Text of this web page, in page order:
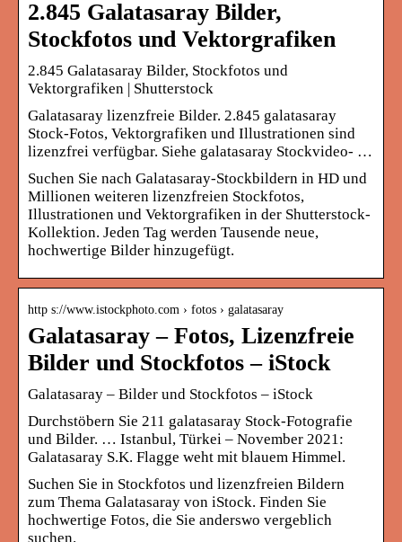
2.845 Galatasaray Bilder,
Stockfotos und Vektorgrafiken
2.845 Galatasaray Bilder, Stockfotos und
Vektorgrafiken | Shutterstock
Galatasaray lizenzfreie Bilder. 2.845 galatasaray
Stock-Fotos, Vektorgrafiken und Illustrationen sind
lizenzfrei verfügbar. Siehe galatasaray Stockvideo- …
Suchen Sie nach Galatasaray-Stockbildern in HD und
Millionen weiteren lizenzfreien Stockfotos,
Illustrationen und Vektorgrafiken in der Shutterstock-
Kollektion. Jeden Tag werden Tausende neue,
hochwertige Bilder hinzugefügt.
http s://www.istockphoto.com › fotos › galatasaray
Galatasaray – Fotos, Lizenzfreie
Bilder und Stockfotos – iStock
Galatasaray – Bilder und Stockfotos – iStock
Durchstöbern Sie 211 galatasaray Stock-Fotografie
und Bilder. … Istanbul, Türkei – November 2021:
Galatasaray S.K. Flagge weht mit blauem Himmel.
Suchen Sie in Stockfotos und lizenzfreien Bildern
zum Thema Galatasaray von iStock. Finden Sie
hochwertige Fotos, die Sie anderswo vergeblich
suchen.